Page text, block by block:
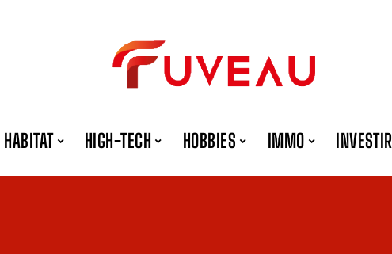
HABITAT HIGH-TECH HOBBIES IMMO INVESTIR